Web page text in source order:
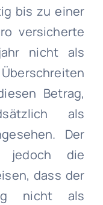
bis zu einer
versicherte
nicht als
Betrag,
als
Der
jedoch die
dass der
nicht als